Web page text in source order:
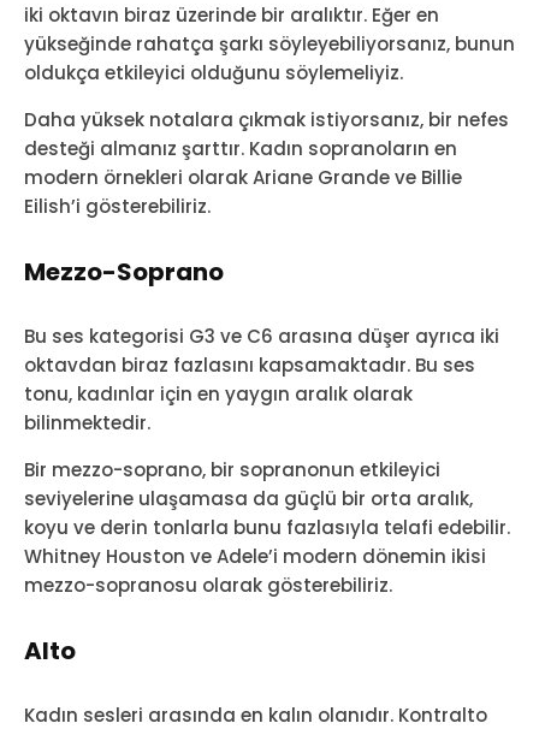
iki oktavın biraz üzerinde bir aralıktır. Eğer en
yükseğinde rahatça şarkı söyleyebiliyorsanız, bunun
oldukça etkileyici olduğunu söylemeliyiz.
Daha yüksek notalara çıkmak istiyorsanız, bir nefes
desteği almanız şarttır. Kadın sopranoların en
modern örnekleri olarak Ariane Grande ve Billie
Eilish’i gösterebiliriz.
Mezzo-Soprano
Bu ses kategorisi G3 ve C6 arasına düşer ayrıca iki
oktavdan biraz fazlasını kapsamaktadır. Bu ses
tonu, kadınlar için en yaygın aralık olarak
bilinmektedir.
Bir mezzo-soprano, bir sopranonun etkileyici
seviyelerine ulaşamasa da güçlü bir orta aralık,
koyu ve derin tonlarla bunu fazlasıyla telafi edebilir.
Whitney Houston ve Adele’i modern dönemin ikisi
mezzo-sopranosu olarak gösterebiliriz.
Alto
Kadın sesleri arasında en kalın olanıdır. Kontralto